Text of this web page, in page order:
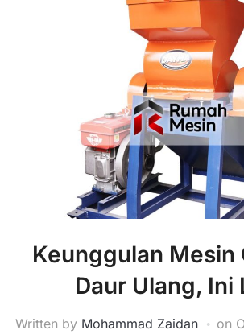
Keunggulan Mesin
Daur Ulang, Ini
Written by Mohammad Zaidan on